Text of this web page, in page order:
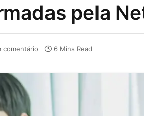
pela
comentário 6 Mins Read